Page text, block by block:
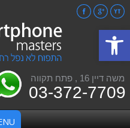
משה דיין 16 , פתח תקווה
03-372-7709
FacebookGoogle+
YouTube
פתח סרגל נגישות